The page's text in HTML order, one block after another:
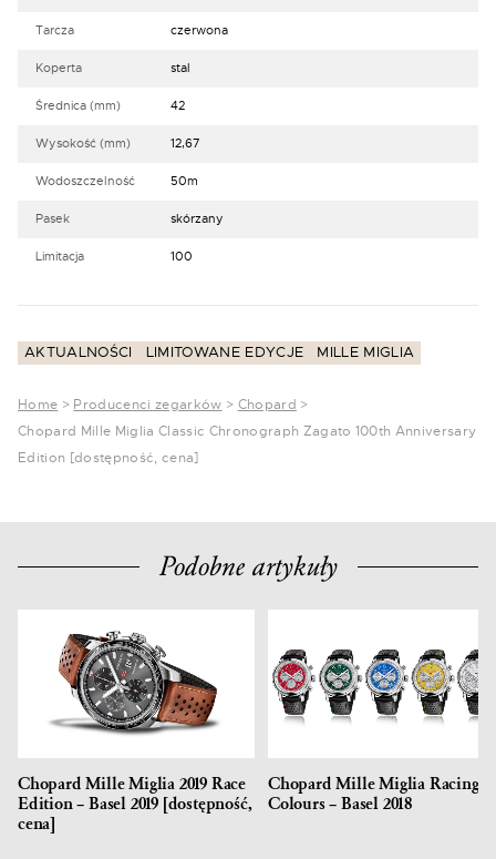
Tarcza czerwona
Koperta stal
Średnica (mm) 42
Wysokość (mm) 12,67
Wodoszczelność 50m
Pasek skórzany
Limitacja 100
AKTUALNOŚCI LIMITOWANE EDYCJE MILLE MIGLIA
Home > Producenci zegarków > Chopard >
Chopard Mille Miglia Classic Chronograph Zagato 100th Anniversary
Edition [dostępność, cena]
Podobne artykuły
Chopard Mille Miglia 2019 Race
Edition – Basel 2019 [dostępność,
cena]
Chopard Mille Miglia Racing
Colours – Basel 2018